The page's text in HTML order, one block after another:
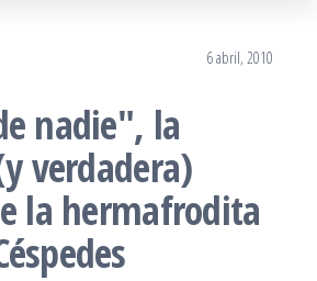
6 abril, 2010
nadie", la
verdadera)
la hermafrodita